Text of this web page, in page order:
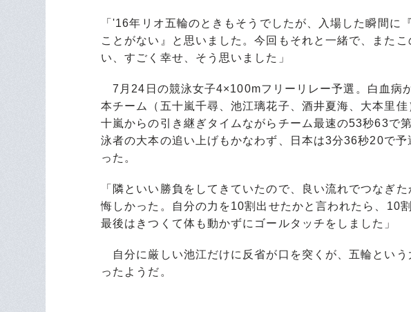
「'16年リオ五輪のときもそうでしたが、入場した瞬間に
ことがない』と思いました。今回もそれと一緒で、また
い、すごく幸せ、そう思いました」
7月24日の競泳女子4×100mフリーリレー予選。白血病
本チーム（五十嵐千尋、池江璃花子、酒井夏海、大本里
十嵐からの引き継ぎタイムながらチーム最速の53秒63で
泳者の大本の追い上げもかなわず、日本は3分36秒20で
った。
「隣といい勝負をしてきていたので、良い流れでつなぎ
悔しかった。自分の力を10割出せたかと言われたら、10
最後はきつくて体も動かずにゴールタッチをしました」
自分に厳しい池江だけに反省が口を突くが、五輪とい
ったようだ。